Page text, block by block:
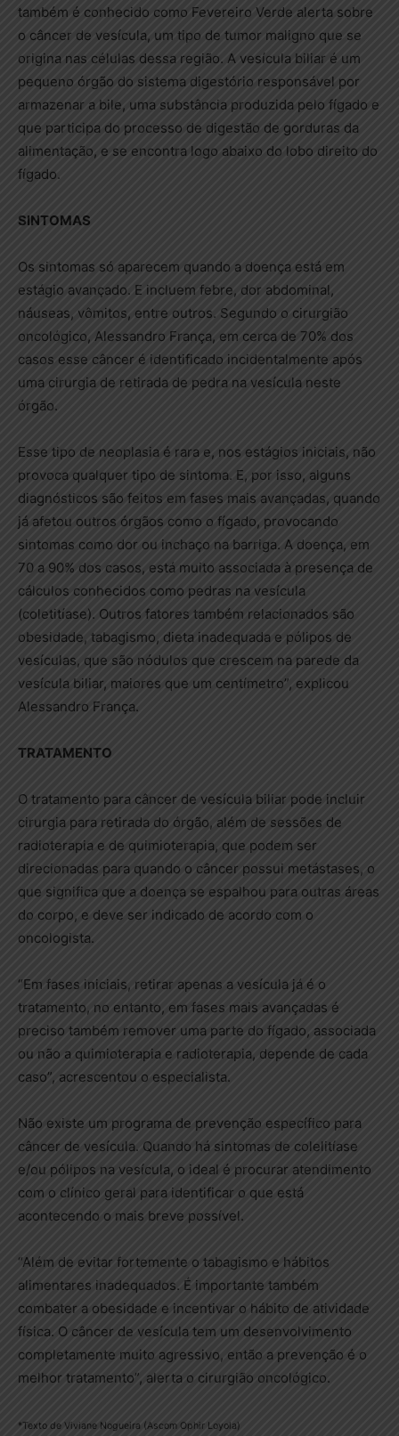
também é conhecido como Fevereiro Verde alerta sobre
o câncer de vesícula, um tipo de tumor maligno que se
origina nas células dessa região. A vesícula biliar é um
pequeno órgão do sistema digestório responsável por
armazenar a bile, uma substância produzida pelo fígado e
que participa do processo de digestão de gorduras da
alimentação, e se encontra logo abaixo do lobo direito do
fígado.
SINTOMAS
Os sintomas só aparecem quando a doença está em
estágio avançado. E incluem febre, dor abdominal,
náuseas, vômitos, entre outros. Segundo o cirurgião
oncológico, Alessandro França, em cerca de 70% dos
casos esse câncer é identificado incidentalmente após
uma cirurgia de retirada de pedra na vesícula neste
órgão.
Esse tipo de neoplasia é rara e, nos estágios iniciais, não
provoca qualquer tipo de sintoma. E, por isso, alguns
diagnósticos são feitos em fases mais avançadas, quando
já afetou outros órgãos como o fígado, provocando
sintomas como dor ou inchaço na barriga. A doença, em
70 a 90% dos casos, está muito associada à presença de
cálculos conhecidos como pedras na vesícula
(coletitíase). Outros fatores também relacionados são
obesidade, tabagismo, dieta inadequada e pólipos de
vesículas, que são nódulos que crescem na parede da
vesícula biliar, maiores que um centímetro”, explicou
Alessandro França.
TRATAMENTO
O tratamento para câncer de vesícula biliar pode incluir
cirurgia para retirada do órgão, além de sessões de
radioterapia e de quimioterapia, que podem ser
direcionadas para quando o câncer possui metástases, o
que significa que a doença se espalhou para outras áreas
do corpo, e deve ser indicado de acordo com o
oncologista.
“Em fases iniciais, retirar apenas a vesícula já é o
tratamento, no entanto, em fases mais avançadas é
preciso também remover uma parte do fígado, associada
ou não a quimioterapia e radioterapia, depende de cada
caso”, acrescentou o especialista.
Não existe um programa de prevenção específico para
câncer de vesícula. Quando há sintomas de colelitíase
e/ou pólipos na vesícula, o ideal é procurar atendimento
com o clínico geral para identificar o que está
acontecendo o mais breve possível.
“Além de evitar fortemente o tabagismo e hábitos
alimentares inadequados. É importante também
combater a obesidade e incentivar o hábito de atividade
física. O câncer de vesícula tem um desenvolvimento
completamente muito agressivo, então a prevenção é o
melhor tratamento”, alerta o cirurgião oncológico.
*Texto de Viviane Nogueira (Ascom Ophir Loyola)